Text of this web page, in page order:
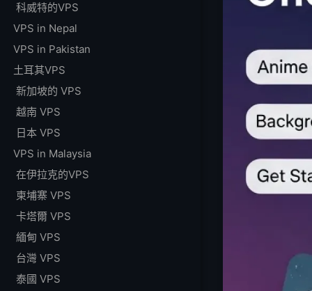
科威特的VPS
VPS in Nepal
VPS in Pakistan
土耳其VPS
新加坡的 VPS
越南 VPS
日本 VPS
VPS in Malaysia
在伊拉克的VPS
柬埔寨 VPS
卡塔爾 VPS
緬甸 VPS
台灣 VPS
泰國 VPS